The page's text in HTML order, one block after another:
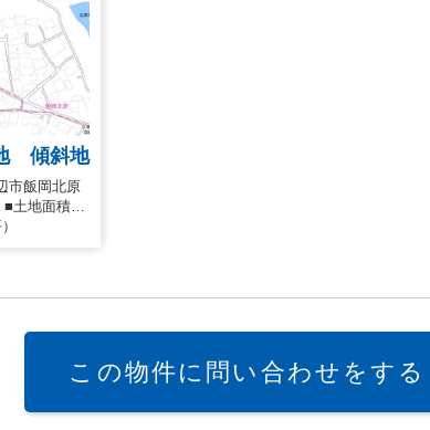
傾斜地
市飯岡北原
■土地面積…
この物件に問い合わせをする